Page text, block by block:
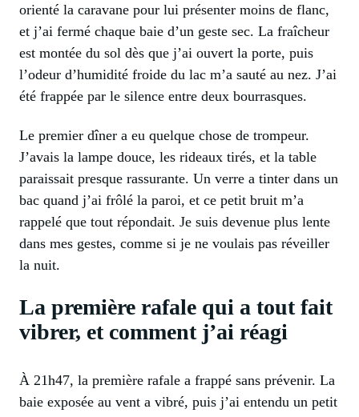
orienté la caravane pour lui présenter moins de flanc,
et j’ai fermé chaque baie d’un geste sec. La fraîcheur
est montée du sol dès que j’ai ouvert la porte, puis
l’odeur d’humidité froide du lac m’a sauté au nez. J’ai
été frappée par le silence entre deux bourrasques.
Le premier dîner a eu quelque chose de trompeur.
J’avais la lampe douce, les rideaux tirés, et la table
paraissait presque rassurante. Un verre a tinter dans un
bac quand j’ai frôlé la paroi, et ce petit bruit m’a
rappelé que tout répondait. Je suis devenue plus lente
dans mes gestes, comme si je ne voulais pas réveiller
la nuit.
La première rafale qui a tout fait
vibrer, et comment j’ai réagi
À 21h47, la première rafale a frappé sans prévenir. La
baie exposée au vent a vibré, puis j’ai entendu un petit